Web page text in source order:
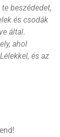
beszédedet,
és csodák
által.
ahol
és az